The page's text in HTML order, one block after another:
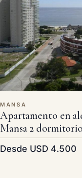
MANSA
Apartamento en
Mansa 2
Desde USD 4.500